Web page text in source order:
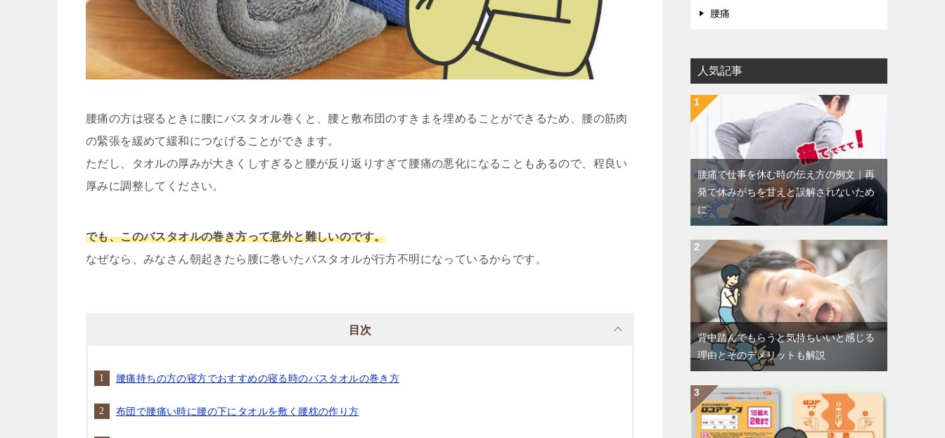
腰痛の方は寝るときに腰にバスタオル巻くと、腰と敷布団のすきまを埋めることができるため、腰の筋肉
の緊張を緩めて緩和につなげることができます。
ただし、タオルの厚みが大きくしすぎると腰が反り返りすぎて腰痛の悪化になることもあるので、程良い
厚みに調整してください。
でも、このバスタオルの巻き方って意外と難しいのです。
なぜなら、みなさん朝起きたら腰に巻いたバスタオルが行方不明になっているからです。
目次
腰痛持ちの方の寝方でおすすめの寝る時のバスタオルの巻き方
布団で腰痛い時に腰の下にタオルを敷く腰枕の作り方
腰痛
人気記事
腰痛で仕事を休む時の伝え方の例文｜再
発で休みがちを甘えと誤解されないため
に
背中踏んでもらうと気持ちいいと感じる
理由とそのデメリットも解説